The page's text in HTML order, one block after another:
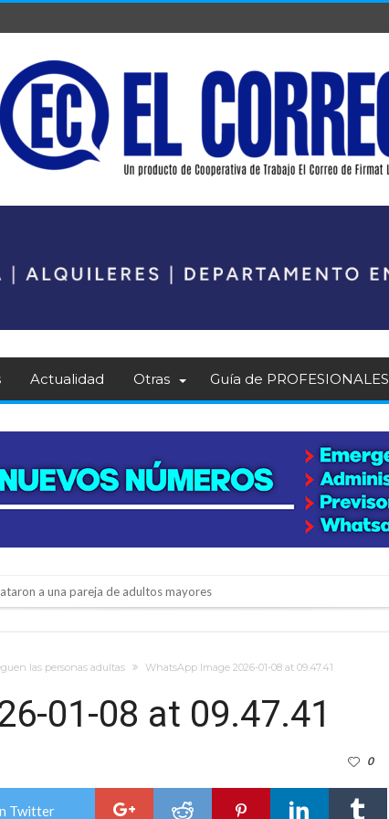
Actualidad Otras Guía de PROFESIONALES
a una pareja de adultos mayores
la Expo Dose
las personas adultas WhatsApp Image 2026-01-08 at 09.47.41
01-08 at 09.47.41
0
Twitter